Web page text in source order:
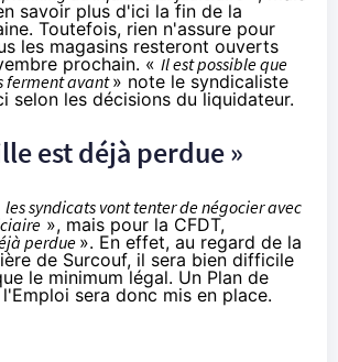
savoir plus d'ici la fin de la
Toutefois, rien n'assure pour
les magasins resteront ouverts
prochain. « Il est possible que
ferment avant» note le syndicaliste
selon les décisions du liquidateur.
est déjà perdue »
les syndicats vont tenter de négocier avec
», mais pour la CFDT,
perdue ». En effet, au regard de la
de Surcouf, il sera bien difficile
le minimum légal. Un Plan de
sera donc mis en place.